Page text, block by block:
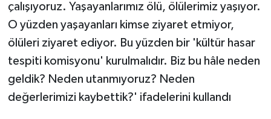
çalışıyoruz. Yaşayanlarımız ölü, ölülerimiz yaşıyor.
O yüzden yaşayanları kimse ziyaret etmiyor,
ölüleri ziyaret ediyor. Bu yüzden bir 'kültür hasar
tespiti komisyonu' kurulmalıdır. Biz bu hâle neden
geldik? Neden utanmıyoruz? Neden
değerlerimizi kaybettik?' ifadelerini kullandı